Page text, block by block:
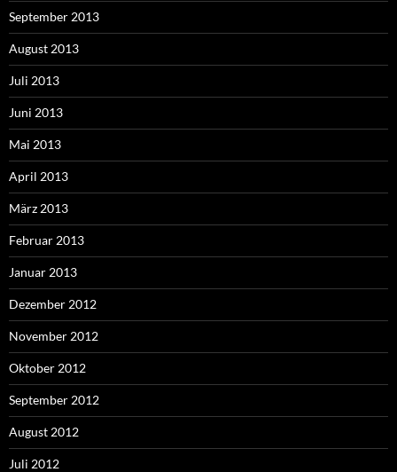
September 2013
August 2013
Juli 2013
Juni 2013
Mai 2013
April 2013
März 2013
Februar 2013
Januar 2013
Dezember 2012
November 2012
Oktober 2012
September 2012
August 2012
Juli 2012